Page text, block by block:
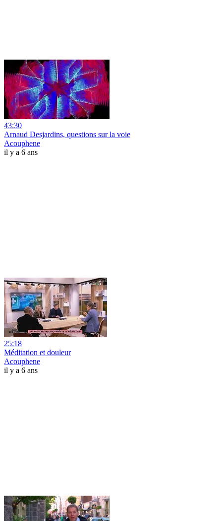
43:30
Arnaud Desjardins, questions sur la voie
Acouphene
il y a 6 ans
25:18
Méditation et douleur
Acouphene
il y a 6 ans